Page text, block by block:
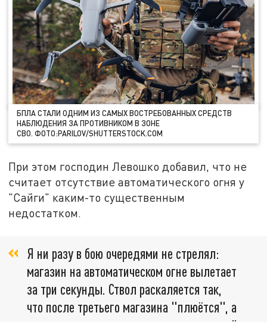
БПЛА СТАЛИ ОДНИМ ИЗ САМЫХ ВОСТРЕБОВАННЫХ СРЕДСТВ
НАБЛЮДЕНИЯ ЗА ПРОТИВНИКОМ В ЗОНЕ
СВО. ФОТО:PARILOV/SHUTTERSTОСK.СОM
При этом господин Левошко добавил, что не
считает отсутствие автоматического огня у
"Сайги" каким-то существенным
недостатком.
Я ни разу в бою очередями не стрелял:
магазин на автоматическом огне вылетает
за три секунды. Ствол раскаляется так,
что после третьего магазина "плюётся", а